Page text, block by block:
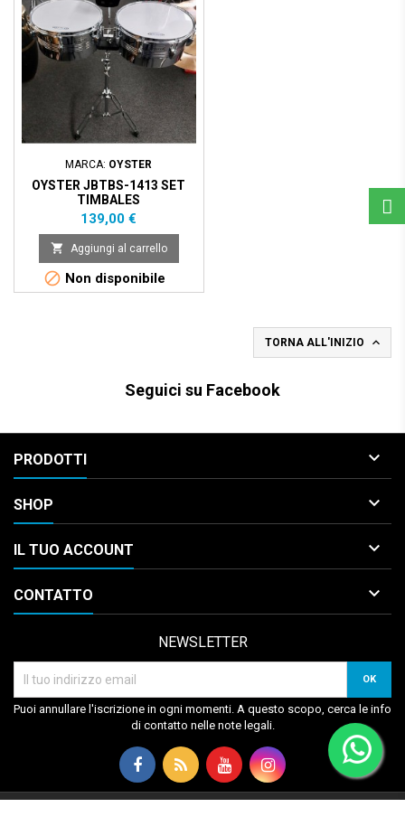
MARCA: OYSTER
OYSTER JBTBS-1413 SET
TIMBALES
Prezzo
139,00 €
 Aggiungi al carrello
 Non disponibile
TORNA ALL'INIZIO 
Seguici su Facebook
PRODOTTI 
SHOP 
IL TUO ACCOUNT 
CONTATTO 
NEWSLETTER
Puoi annullare l'iscrizione in ogni momenti. A questo scopo, cerca le info
di contatto nelle note legali.